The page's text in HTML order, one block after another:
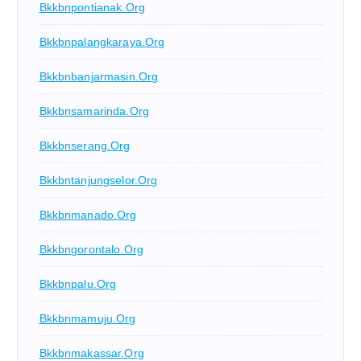
Bkkbnpontianak.org
Bkkbnpalangkaraya.org
Bkkbnbanjarmasin.org
Bkkbnsamarinda.org
Bkkbnserang.org
Bkkbntanjungselor.org
Bkkbnmanado.org
Bkkbngorontalo.org
Bkkbnpalu.org
Bkkbnmamuju.org
Bkkbnmakassar.org